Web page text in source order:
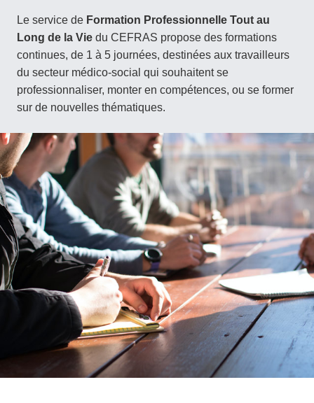
Le service de Formation Professionnelle Tout au
Long de la Vie du CEFRAS propose des formations
continues, de 1 à 5 journées, destinées aux travailleurs
du secteur médico-social qui souhaitent se
professionnaliser, monter en compétences, ou se former
sur de nouvelles thématiques.